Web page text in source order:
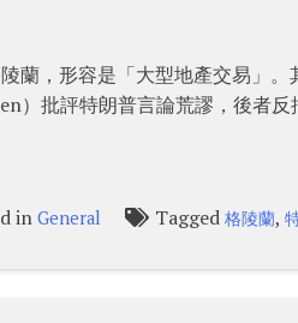
蘭，形容是「大型地產交易」。
）批評特朗普言論荒謬，後者
inGeneral Tagged格陵蘭,